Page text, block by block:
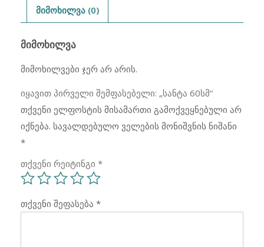
მიმოხილვა (0)
ᲛᲘᲛᲝᲮᲘᲚᲕᲐ
მიმოხილვები ჯერ არ არის.
იყავით პირველი შემფასებელი: „სანტა 60სმ“
თქვენი ელფოსტის მისამართი გამოქვეყნებული არ
იქნება. სავალდებულო ველების მონიშვნის ნიშანი
*
თქვენი რეიტინგი *
თქვენი შეფასება *